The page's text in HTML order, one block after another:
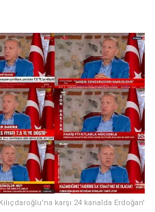
karşı 24 kanalda Erdoğan'